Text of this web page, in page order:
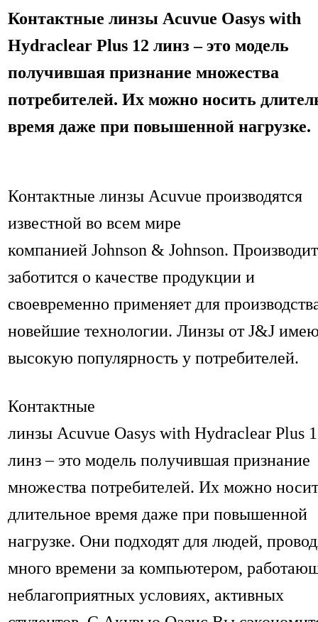
Контактные линзы Acuvue Oasys with
Hydraclear Plus 12 линз – это модель
получившая признание множества
потребителей. Их можно носить
время даже при повышенной нагрузке.
Контактные линзы Acuvue производятся
известной во всем мире
компанией Johnson & Johnson.
заботится о качестве продукции и
своевременно применяет для
новейшие технологии. Линзы от J&J
высокую популярность у потребителей.
Контактные
линзы Acuvue Oasys with Hydraclear Plus
линз – это модель получившая признание
множества потребителей. Их можно
длительное время даже при повышенной
нагрузке. Они подходят для людей,
много времени за компьютером,
неблагоприятных условиях, активных